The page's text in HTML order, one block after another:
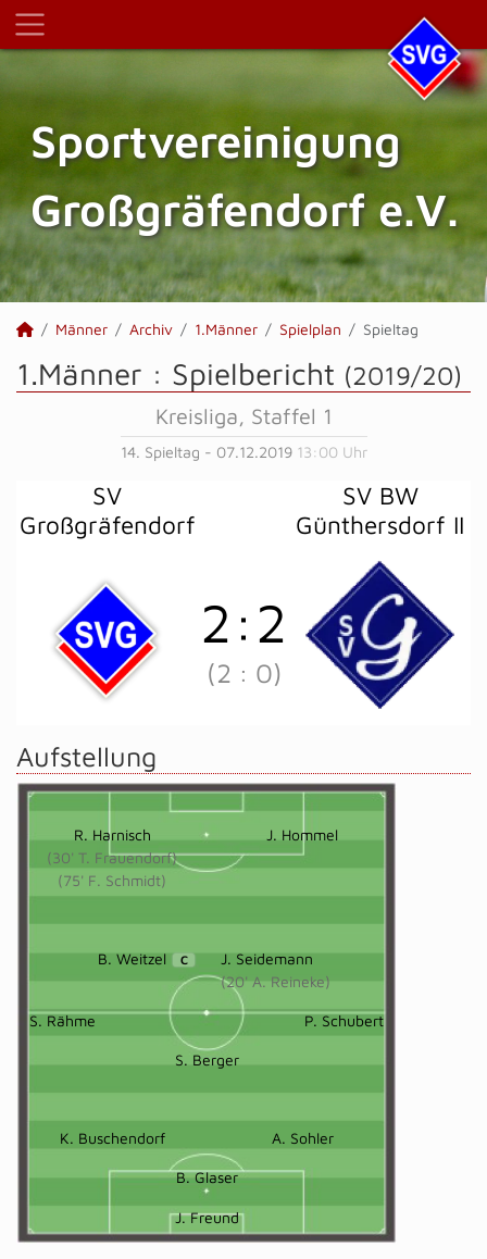
Sportvereinigung
Großgräfendorf e.V.
Männer Archiv 1.Männer Spielplan Spieltag
1.Männer : Spielbericht (2019/20)
Kreisliga, Staffel 1
14. Spieltag - 07.12.2019 13:00 Uhr
SV
Großgräfendorf
SV BW
Günthersdorf II
2 : 2
(2 : 0)
Aufstellung
R. Harnisch
(30' T. Frauendorf)
(75' F. Schmidt)
J. Hommel
B. Weitzel C
J. Seidemann
(20' A. Reineke)
S. Rähme P. Schubert
S. Berger
K. Buschendorf A. Sohler
B. Glaser
J. Freund